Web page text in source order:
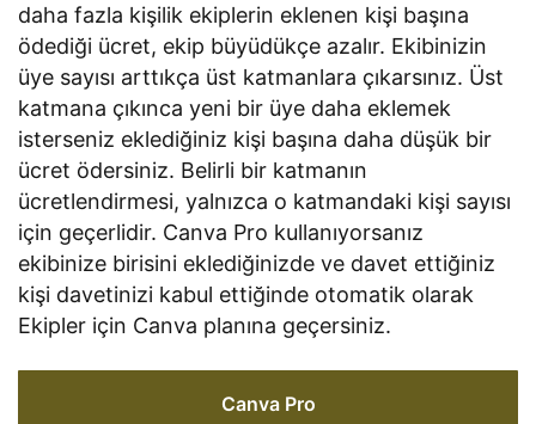
daha fazla kişilik ekiplerin eklenen kişi başına
ödediği ücret, ekip büyüdükçe azalır. Ekibinizin
üye sayısı arttıkça üst katmanlara çıkarsınız. Üst
katmana çıkınca yeni bir üye daha eklemek
isterseniz eklediğiniz kişi başına daha düşük bir
ücret ödersiniz. Belirli bir katmanın
ücretlendirmesi, yalnızca o katmandaki kişi sayısı
için geçerlidir. Canva Pro kullanıyorsanız
ekibinize birisini eklediğinizde ve davet ettiğiniz
kişi davetinizi kabul ettiğinde otomatik olarak
Ekipler için Canva planına geçersiniz.
Canva Pro